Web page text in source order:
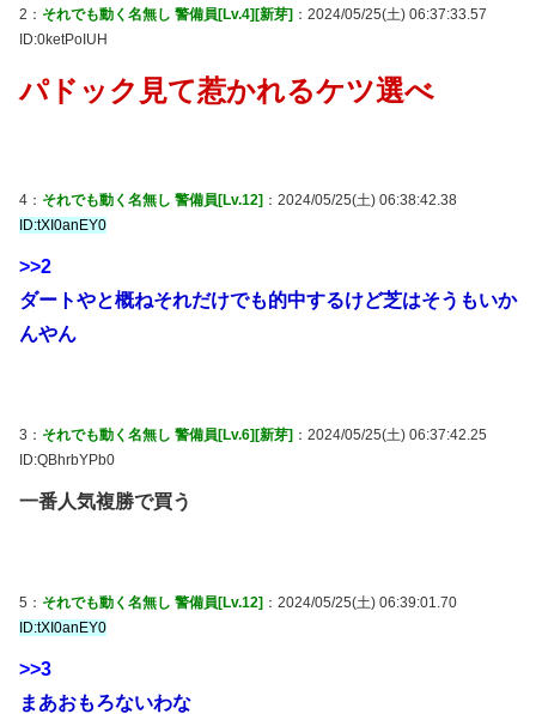
2： それでも動く名無し 警備員[Lv.4][新芽] ：2024/05/25(土) 06:37:33.57
ID:0ketPoIUH
パドック見て惹かれるケツ選べ
4： それでも動く名無し 警備員[Lv.12] ：2024/05/25(土) 06:38:42.38
ID:tXI0anEY0
>>2
ダートやと概ねそれだけでも的中するけど芝はそうもいか
んやん
3： それでも動く名無し 警備員[Lv.6][新芽] ：2024/05/25(土) 06:37:42.25
ID:QBhrbYPb0
一番人気複勝で買う
5： それでも動く名無し 警備員[Lv.12] ：2024/05/25(土) 06:39:01.70
ID:tXI0anEY0
>>3
まあおもろないわな